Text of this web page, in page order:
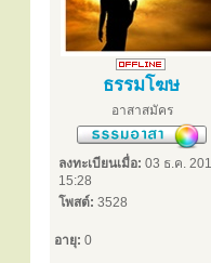
ธรรมโฆษ
อาสาสมัคร
ลงทะเบียนเมื่อ: 03 ธ.ค.
15:28
โพสต์: 3528
อายุ: 0